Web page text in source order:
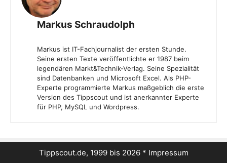
Markus Schraudolph
Markus ist IT-Fachjournalist der ersten Stunde.
Seine ersten Texte veröffentlichte er 1987 beim
legendären Markt&Technik-Verlag. Seine Spezialität
sind Datenbanken und Microsoft Excel. Als PHP-
Experte programmierte Markus maßgeblich die erste
Version des Tippscout und ist anerkannter Experte
für PHP, MySQL und Wordpress.
Tippscout.de, 1999 bis 2026 * Impressum